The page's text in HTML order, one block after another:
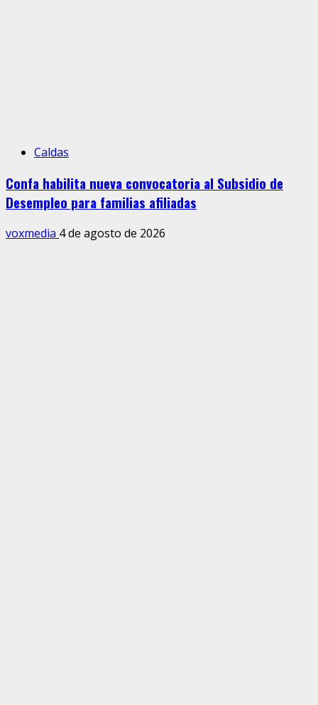
Caldas
Confa habilita nueva convocatoria al Subsidio de
Desempleo para familias afiliadas
voxmedia 4 de agosto de 2026